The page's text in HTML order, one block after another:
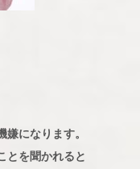
になります。
とを聞かれると